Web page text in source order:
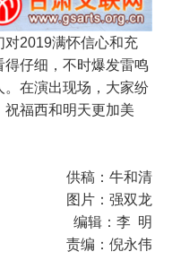
对2019满怀信心和充
仔细，不时爆发雷鸣
在演出现场，大家纷
福西和明天更加美
供稿：牛和清
图片：强双龙
编辑：李 明
责编：倪永伟